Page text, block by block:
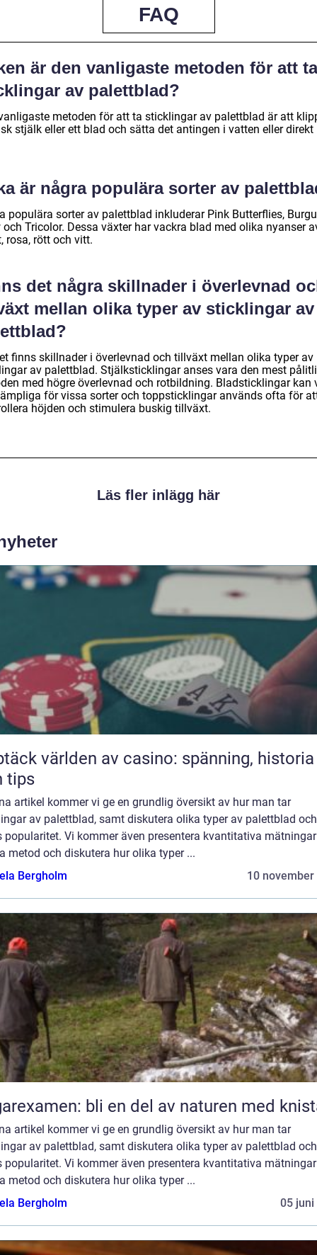
FAQ
är den vanligaste metoden för att ta
av palettblad?
metoden för att ta sticklingar av palettblad är att
stjälk eller ett blad och sätta det antingen i vatten eller direkt
är några populära sorter av
populära sorter av palettblad inkluderar Pink Butterflies,
och Tricolor. Dessa växter har vackra blad med olika nyanser
rosa, rött och vitt.
det några skillnader i överlevnad
mellan olika typer av sticklingar av
finns skillnader i överlevnad och tillväxt mellan olika typer av
av palettblad. Stjälksticklingar anses vara den mest
med högre överlevnad och rotbildning. Bladsticklingar kan
för vissa sorter och toppsticklingar används ofta för
höjden och stimulera buskig tillväxt.
Läs fler inlägg här
världen av casino: spänning, historia
tips
artikel kommer vi ge en grundlig översikt av hur man tar
av palettblad, samt diskutera olika typer av palettblad och
popularitet. Vi kommer även presentera kvantitativa
metod och diskutera hur olika typer ...
Bergholm
10 november
bli en del av naturen med
artikel kommer vi ge en grundlig översikt av hur man tar
av palettblad, samt diskutera olika typer av palettblad och
popularitet. Vi kommer även presentera kvantitativa
metod och diskutera hur olika typer ...
Bergholm
05 juni